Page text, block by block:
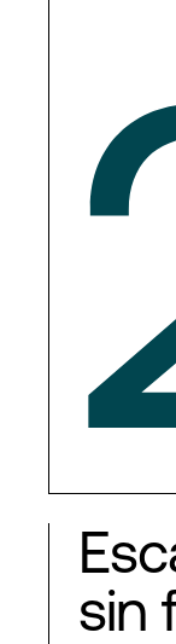
sin